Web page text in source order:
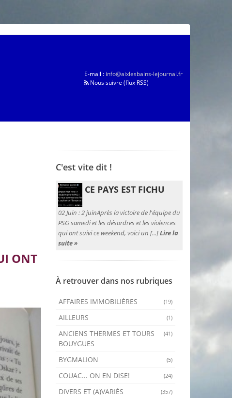
E-mail : info@aixlesbains-lejournal.fr
Nous suivre (flux RSS)
ONT
C'est vite dit !
CE PAYS EST FICHU
02 Juin :2 juinAprès la victoire de l'équipe du
PSG samedi et les désordres et les violences
qui ont suivi ce weekend, voici un [...]Lire la
suite »
À retrouver dans nos rubriques
(19)
AFFAIRES IMMOBILIÈRES
(1)
AILLEURS
(41)
ANCIENS THERMES ET TOURS
BOUYGUES
(5)
BYGMALION
(24)
COUAC... ON EN DISE!
(357)
DIVERS ET (A)VARIÉS